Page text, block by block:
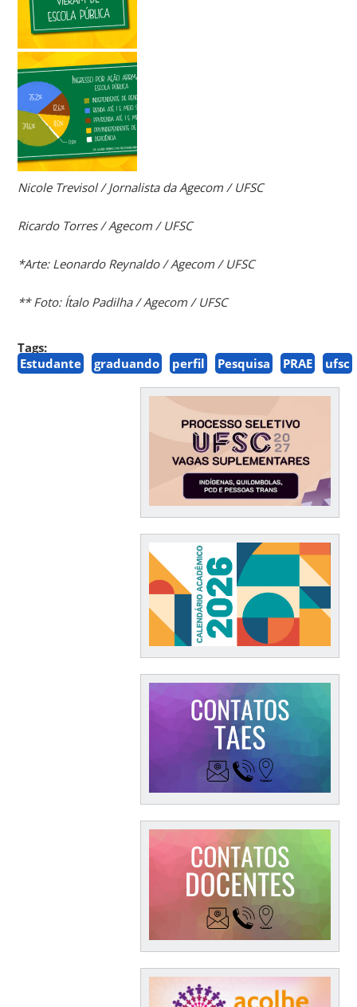
Nicole Trevisol / Jornalista da Agecom / UFSC
Ricardo Torres / Agecom / UFSC
*Arte: Leonardo Reynaldo / Agecom / UFSC
** Foto: Ítalo Padilha / Agecom / UFSC
Tags:
Estudante
graduando perfil Pesquisa PRAE ufsc